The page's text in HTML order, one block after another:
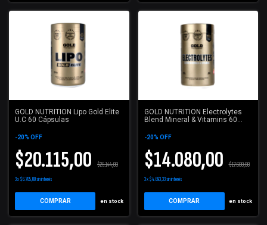
GOLD NUTRITION Lipo Gold Elite
U.C 60 Cápsulas
-20% OFF
$20.115,00 $25.144,00
3x$6.705,00sin interés
en stock
GOLD NUTRITION Electrolytes
Blend Mineral & Vitamins 60
-20% OFF
$14.080,00 $17.600,00
3x$4.693,33sin interés
en stock